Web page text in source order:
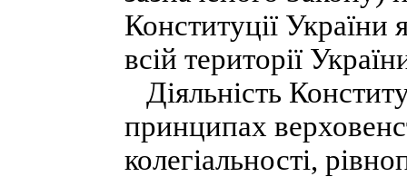
Конституції
всій території
Діяльність
принципах
колегіальності,